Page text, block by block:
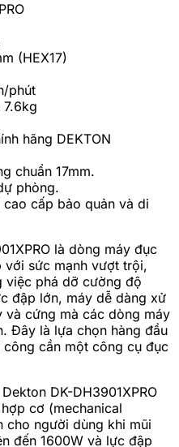
(HEX17)
phút
hãng DEKTON
chuẩn 17mm.
phòng.
cao cấp bảo quản và di
là dòng máy đục
với sức mạnh vượt trội,
việc phá dỡ cường độ
đập lớn, máy dễ dàng xử
cứng mà các dòng máy
Đây là lựa chọn hàng đầu
cần một công cụ đục
DK-DH3901XPRO
cơ (mechanical
cho người dùng khi mũi
đến 1600W và lực đập